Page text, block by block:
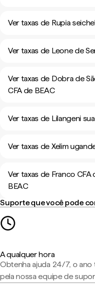
Ver taxas de Rupia
Ver taxas de Leone de
Ver taxas de Dobra de
CFA de BEAC
Ver taxas de Lilangeni
Ver taxas de Xelim
Ver taxas de Franco
BEAC
Suporte que você pode
A qualquer hora
Obtenha ajuda 24/7, o
pela nossa equipe de